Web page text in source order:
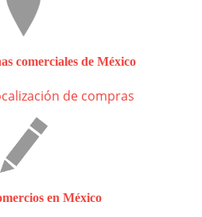
comerciales de México
de compras
en México